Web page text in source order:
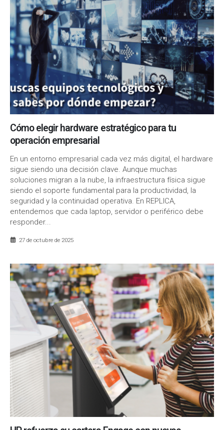
Cómo elegir hardware estratégico para tu
operación empresarial
En un entorno empresarial cada vez más digital, el hardware
sigue siendo una decisión clave. Aunque muchas
soluciones migran a la nube, la infraestructura física sigue
siendo el soporte fundamental para la productividad, la
seguridad y la continuidad operativa. En REPLICA,
entendemos que cada laptop, servidor o periférico debe
responder...
27 de octubre de 2025